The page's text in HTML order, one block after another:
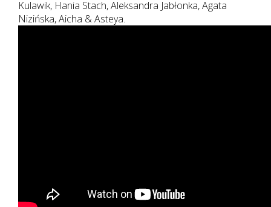
Kulawik, Hania Stach, Aleksandra Jabłonka, Agata
Nizińska, Aicha & Asteya.